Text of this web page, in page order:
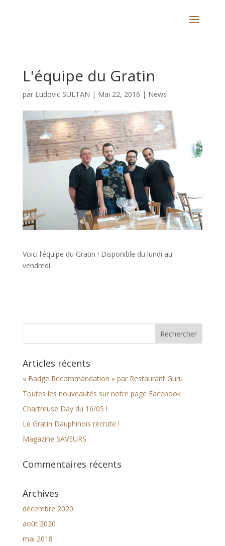
L'équipe du Gratin
par Ludovic SULTAN | Mai 22, 2016 | News
Voici l’équipe du Gratin ! Disponible du lundi au
vendredi…
Articles récents
« Badge Recommandation » par Restaurant Guru
Toutes les nouveautés sur notre page Facebook
Chartreuse Day du 16/05 !
Le Gratin Dauphinois recrute !
Magazine SAVEURS
Commentaires récents
Archives
décembre 2020
août 2020
mai 2018